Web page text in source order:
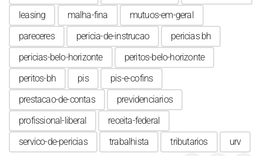
leasing
malha-fina
mutuos-em-geral
pareceres
pericia-de-instrucao
pericias bh
pericias-belo-horizonte
peritos-belo-horizonte
peritos-bh
pis
pis-e-cofins
prestacao-de-contas
previdenciarios
profissional-liberal
receita-federal
servico-de-pericias
trabalhista tributarios
urv